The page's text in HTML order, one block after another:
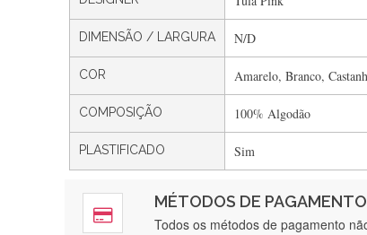
DIMENSÃO / LARGURA N/D
COR Amarelo, Branco,
COMPOSIÇÃO 100% Algodão
PLASTIFICADO Sim
MÉTODOS DE PAGAMENTO
Todos os métodos de pagamento